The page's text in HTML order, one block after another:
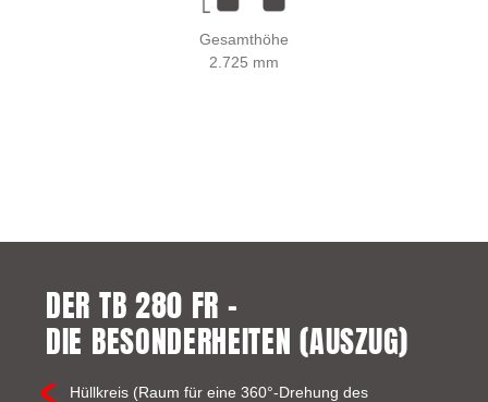
Gesamthöhe
2.725 mm
DER TB 280 FR –
DIE BESONDERHEITEN (AUSZUG)
Hüllkreis (Raum für eine 360°-Drehung des